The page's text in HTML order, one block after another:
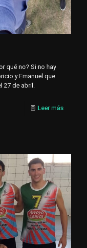
qué no? Si no hay
y Emanuel que
de abril.
Leer más